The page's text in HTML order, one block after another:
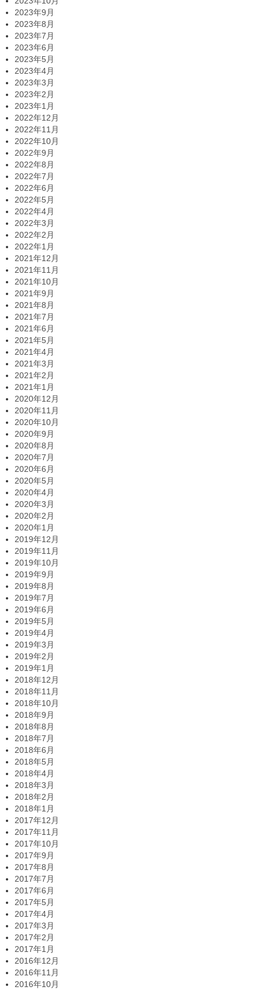
2023年9月
2023年8月
2023年7月
2023年6月
2023年5月
2023年4月
2023年3月
2023年2月
2023年1月
2022年12月
2022年11月
2022年10月
2022年9月
2022年8月
2022年7月
2022年6月
2022年5月
2022年4月
2022年3月
2022年2月
2022年1月
2021年12月
2021年11月
2021年10月
2021年9月
2021年8月
2021年7月
2021年6月
2021年5月
2021年4月
2021年3月
2021年2月
2021年1月
2020年12月
2020年11月
2020年10月
2020年9月
2020年8月
2020年7月
2020年6月
2020年5月
2020年4月
2020年3月
2020年2月
2020年1月
2019年12月
2019年11月
2019年10月
2019年9月
2019年8月
2019年7月
2019年6月
2019年5月
2019年4月
2019年3月
2019年2月
2019年1月
2018年12月
2018年11月
2018年10月
2018年9月
2018年8月
2018年7月
2018年6月
2018年5月
2018年4月
2018年3月
2018年2月
2018年1月
2017年12月
2017年11月
2017年10月
2017年9月
2017年8月
2017年7月
2017年6月
2017年5月
2017年4月
2017年3月
2017年2月
2017年1月
2016年12月
2016年11月
2016年10月